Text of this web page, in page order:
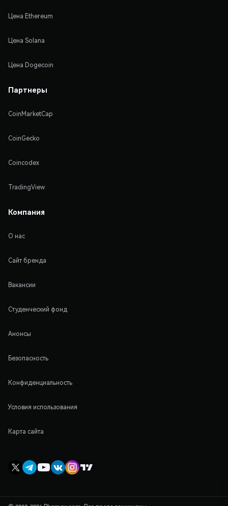
Цена Ethereum
Цена Solana
Цена Dogecoin
Партнеры
CoinMarketCap
CoinGecko
Coincodex
TradingView
Компания
О нас
Сайт бренда
Вакансии
Студенческий фонд
Анонсы
Безопасность
Конфиденциальность
Условия использования
Карта сайта